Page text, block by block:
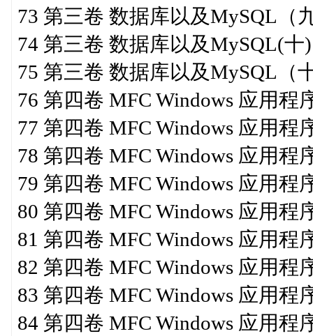
73 第三卷 数据库以及MySQL（
74 第三卷 数据库以及MySQL(十)
75 第三卷 数据库以及MySQL（
76 第四卷 MFC Windows 应用程
77 第四卷 MFC Windows 应用程
78 第四卷 MFC Windows 应用程
79 第四卷 MFC Windows 应用程
80 第四卷 MFC Windows 应用程
81 第四卷 MFC Windows 应用程
82 第四卷 MFC Windows 应用程
83 第四卷 MFC Windows 应用程
84 第四卷 MFC Windows 应用程